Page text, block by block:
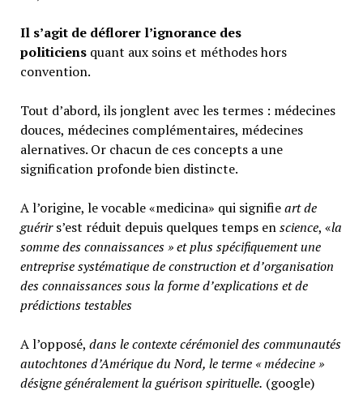
Il s’agit de déflorer l’ignorance des
politiciensquant aux soins et méthodes hors
convention.
Tout d’abord, ils jonglent avec les termes : médecines
douces, médecines complémentaires, médecines
alernatives. Or chacun de ces concepts a une
signification profonde bien distincte.
A l’origine, le vocable «medicina» qui signifieart de
guérirs’est réduit depuis quelques temps enscience, «la
somme des connaissances » et plus spécifiquement une
entreprise systématique de construction et d’organisation
des connaissances sous la forme d’explications et de
prédictions testables
A l’opposé, dans le contexte cérémoniel des communautés
autochtones d’Amérique du Nord, le terme « médecine »
désigne généralementla guérison spirituelle. (google)